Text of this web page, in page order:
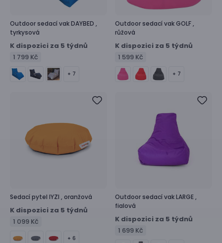
Outdoor sedací vakDAYBED ,
tyrkysová
K dispozici za 5 týdnů
1 799 Kč
+ 7
Outdoor sedací vakGOLF ,
růžová
K dispozici za 5 týdnů
1 599 Kč
+ 7
Sedací pytel IYZI , oranžová
K dispozici za 5 týdnů
1 099 Kč
+ 6
Outdoor sedací vakLARGE ,
fialová
K dispozici za 5 týdnů
1 699 Kč